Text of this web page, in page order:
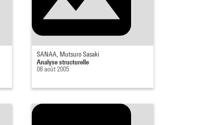
SANAA, Mutsuro Sasaki
Analyse structurelle
08 août 2005